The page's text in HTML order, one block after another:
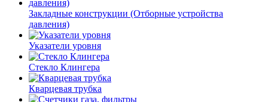
Закладные конструкции (Отборные устройства
давления)
Указатели уровня
Стекло Клингера
Кварцевая трубка